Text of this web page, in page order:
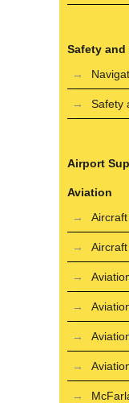
Safety
Safety
Airport
Aviation